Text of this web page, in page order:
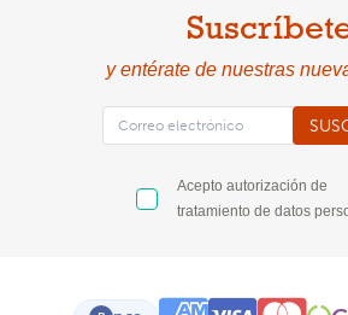
y entérate de nuestras
Acepto autorización de
tratamiento de datos